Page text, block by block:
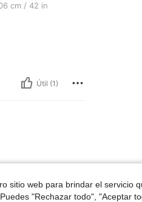
80 cm / 31 in, Busto: 100 cm / 39 in,
cm / 42 in
Útil (1)
sitio web para brindar el servicio
"Rechazar todo", "Aceptar